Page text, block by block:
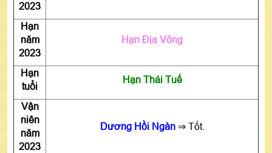
2023
Hạn
năm
2023
Hạn Địa Võng
Hạn
tuổi
Hạn Thái Tuế
Vận
niên
năm
2023
Dương Hồi Ngàn⇒ Tốt.